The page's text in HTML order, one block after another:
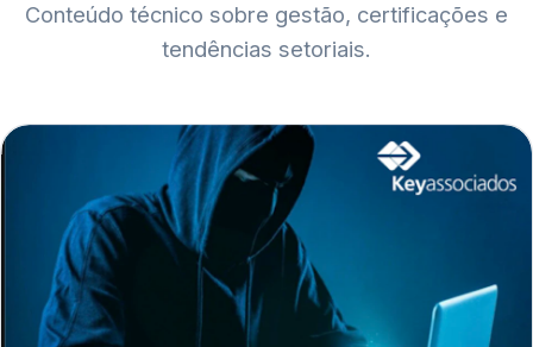
Conteúdo técnico sobre gestão, certificações e
tendências setoriais.